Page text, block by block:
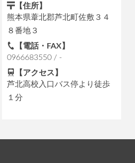
【住所】
熊本県葦北郡芦北町佐敷３４
８番地３
【電話・FAX】
0966683550 / -
【アクセス】
芦北高校入口バス停より徒歩
１分